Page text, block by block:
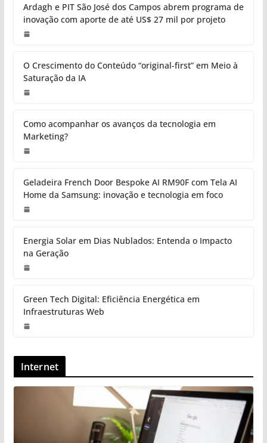
Ardagh e PIT São José dos Campos abrem programa de
inovação com aporte de até US$ 27 mil por projeto
O Crescimento do Conteúdo “original-first” em Meio à
Saturação da IA
Como acompanhar os avanços da tecnologia em
Marketing?
Geladeira French Door Bespoke AI RM90F com Tela AI
Home da Samsung: inovação e tecnologia em foco
Energia Solar em Dias Nublados: Entenda o Impacto
na Geração
Green Tech Digital: Eficiência Energética em
Infraestruturas Web
Internet